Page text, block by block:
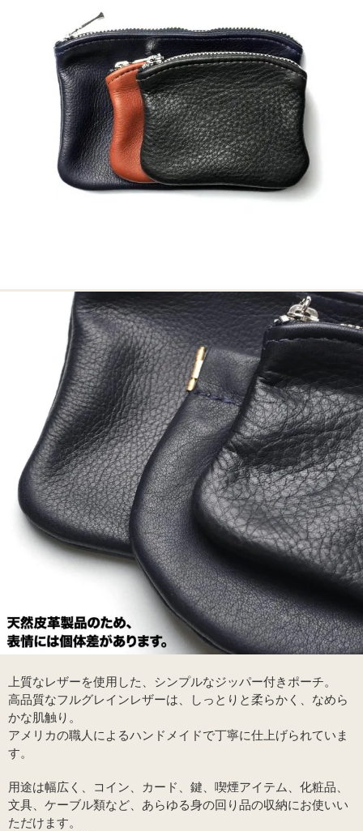
上質なレザーを使用した、シンプルなジッパー付きポーチ。
高品質なフルグレインレザーは、しっとりと柔らかく、なめら
かな肌触り。
アメリカの職人によるハンドメイドで丁寧に仕上げられていま
す。
用途は幅広く、コイン、カード、鍵、喫煙アイテム、化粧品、
文具、ケーブル類など、あらゆる身の回り品の収納にお使いい
ただけます。